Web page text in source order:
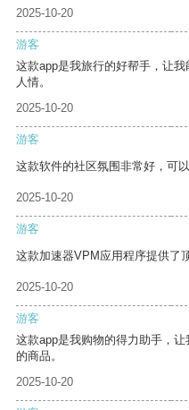
2025-10-20
游客
这款app是我旅行的好帮手，让
人情。
2025-10-20
游客
这款软件的社区氛围非常好，可
2025-10-20
游客
这款加速器VPM应用程序提供了
2025-10-20
游客
这款app是我购物的得力助手，
的商品。
2025-10-20